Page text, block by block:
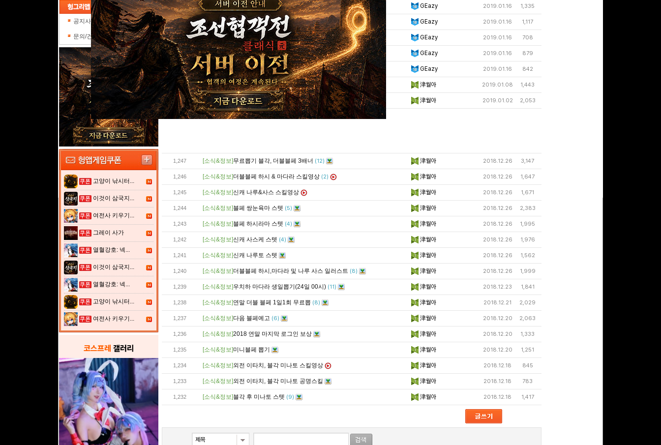
공지사항
문의/건의
고양이 낚시터...
이것이 삼국지...
여전사 키우기...
그레이 사가
열혈강호: 넥...
이것이 삼국지...
열혈강호: 넥...
고양이 낚시터...
여전사 키우기...
코스프레 갤러리
1,254 [소식&정보]거대러쉬(보스) 복각 GEazy 2019.01.16 1,335
1,253 [소식&정보](블각,한돌) 록 리 임무,무투 스탯정보 (1) GEazy 2019.01.16 1,117
1,252 [소식&정보] (블각,한돌) 가아라 임무,무투 스탯정보 (1) 1 GEazy 2019.01.16 708
1,251 [소식&정보](무환성보상) 타유야 무투,임무 스탯정보 (1) GEazy 2019.01.16 879
1,250 [소식&정보] (긴급) 우치하 이즈나 무투.임무 스탯정보 (1) GEazy 2019.01.16 842
1,249 [소식&정보]무환성 29회, 신규 긴급 이즈나 예고 (7) 津월아 2019.01.08 1,443
1,248 [소식&정보]다음 초결전 카구야 예고 (9) 津월아 2019.01.02 2,053
1,247 [소식&정보]무료뽑기 블각, 더블블페 3배너 (12) 津월아 2018.12.26 3,147
1,246 [소식&정보]더블블페 하시 & 마다라 스킬영상 (2) 津월아 2018.12.26 1,647
1,245 [소식&정보]신캐 나루&사스 스킬영상 津월아 2018.12.26 1,671
1,244 [소식&정보]블페 쌍눈육마 스텟 (5) 津월아 2018.12.26 2,383
1,243 [소식&정보]블페 하시라마 스텟 (4) 津월아 2018.12.26 1,995
1,242 [소식&정보]신캐 사스케 스텟 (4) 津월아 2018.12.26 1,976
1,241 [소식&정보]신캐 나루토 스텟 津월아 2018.12.26 1,562
1,240 [소식&정보]더블블페 하시,마다라 및 나루 사스 일러스트 (8) 津월아 2018.12.26 1,999
1,239 [소식&정보]우치하 마다라 생일뽑기(24일 00시) (11) 津월아 2018.12.23 1,841
1,238 [소식&정보]연말 더블 블페 1일1회 무료뽑 (8) 津월아 2018.12.21 2,029
1,237 [소식&정보]다음 블페예고 (6) 津월아 2018.12.20 2,063
1,236 [소식&정보]2018 연말 마지막 로그인 보상 津월아 2018.12.20 1,333
1,235 [소식&정보]미니블페 뽑기 津월아 2018.12.20 1,251
1,234 [소식&정보]외전 이타치, 블각 미나토 스킬영상 津월아 2018.12.18 845
1,233 [소식&정보]외전 이타치, 블각 미나토 공명스킬 津월아 2018.12.18 783
1,232 [소식&정보]블각 후 미나토 스텟 (9) 津월아 2018.12.18 1,417
구글 플레이 기프트카드
100 밥알
구글 플레이 기프트카드
15,000원 (추첨)